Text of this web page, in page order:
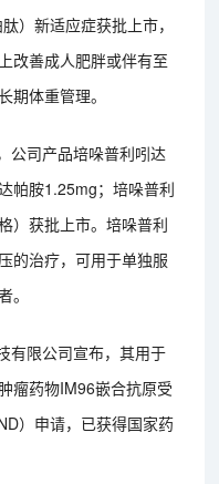
）新适应症获批上市，
改善成人肥胖或伴有至
期体重管理。
公司产品培哚普利吲达
帕胺1.25mg；培哚普利
）获批上市。培哚普利
的治疗，可用于单独服
。
有限公司宣布，其用于
瘤药物IM96嵌合抗原受
）申请，已获得国家药